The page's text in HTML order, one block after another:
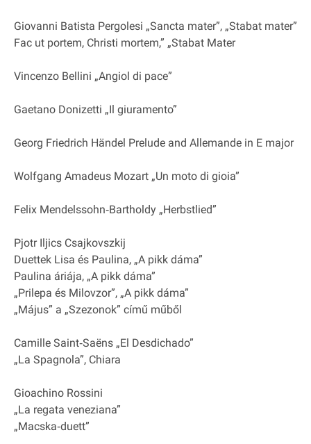
Giovanni Batista Pergolesi „Sancta mater”, „Stabat mater”
Fac ut portem, Christi mortem,” „Stabat Mater
Vincenzo Bellini „Angiol di pace”
Gaetano Donizetti „Il giuramento”
Georg Friedrich Händel Prelude and Allemande in E major
Wolfgang Amadeus Mozart „Un moto di gioia”
Felix Mendelssohn‐Bartholdy „Herbstlied”
Pjotr Iljics Csajkovszkij
Duettek Lisa és Paulina, „A pikk dáma”
Paulina áriája, „A pikk dáma”
„Prilepa és Milovzor”, „A pikk dáma”
„Május” a „Szezonok” című műből
Camille Saint‐Saëns „El Desdichado”
„La Spagnola”, Chiara
Gioachino Rossini
„La regata veneziana”
„Macska‐duett”